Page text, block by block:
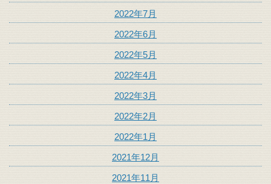
2022年7月
2022年6月
2022年5月
2022年4月
2022年3月
2022年2月
2022年1月
2021年12月
2021年11月